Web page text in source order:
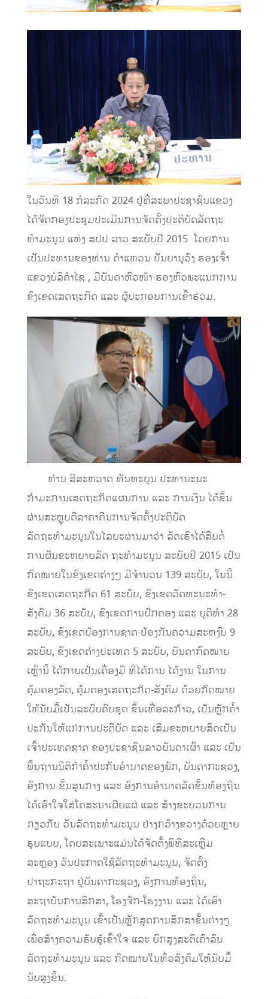
ໃນວັນທີ 18 ກໍລະກົດ 2024 ຢູ່ທີ່ສະພາປະຊາຊົນແຂວງ
ໄດ້ຈັດກອງປະຊຸມປະເມີນການຈັດຕັ້ງປະຕິບັດລັດຖະ
ທໍາມະນູນ ແຫ່ງ ສປປ ລາວ ສະບັບປີ 2015 ໂດຍການ
ເປັນປະທານຂອງທ່ານ ຄໍາແຫວນ ປັນຍານຸວົງ ຮອງເຈົ້າ
ແຂວງບໍລິຄໍາໄຊ , ມີບັນດາຫົວໜ້າ-ຮອງຫົວພະແນກການ
ຂົງເຂດເສດຖະກິດ ແລະ ຜູ້ປະກອບການເຂົ້າຮ່ວມ.
ທ່ານ ສີສະຫວາດ ທັນທະບຸນ ປະທານະນະ
ກຳມະການເສດຖະກິດແຜນການ ແລະ ການເງິນ ໄດ້ຂຶ້ນ
ຜ່ານສະຫຼຸບຕີລາຄາຄືນການຈັດຕັ້ງປະຕິບັດ
ລັດຖະທຳມະນູນໃນໄລຍະຜ່ານມາວ່າ ລັດເຮົາໄດ້ສືບຕໍ່
ການຜັນຂະຫຍາຍລັດ ຖະທຳມະນູນ ສະບັບປີ 2015 ເປັນ
ກົດໝາຍໃນຂົງເຂດຕ່າງໆ ມີຈໍານວນ 139 ສະບັບ, ໃນນີ້
ຂົງເຂດເສດຖະກິດ 61 ສະບັບ, ຂົງເຂດວັດທະນະທຳ-
ສັງຄົມ 36 ສະບັບ, ຂົງເຂດການປົກຄອງ ແລະ ຍຸຕິທຳ 28
ສະບັບ, ຂົງເຂດປ້ອງການຊາດ-ປ້ອງກັນຄວາມສະຫງົບ 9
ສະບັບ, ຂົງເຂດຕ່າງປະເທດ 5 ສະບັບ, ບັນດາກົດໝາຍ
ເຫຼົ່ານີ້ ໄດ້ກາຍເປັນເຄື່ອງມື ທີ່ໄດ້ການ ໄດ້ງານ ໃນການ
ຄຸ້ມຄອງລັດ, ຄຸ້ມຄອງເສດຖະກິດ-ສັງຄົມ ດ້ວຍກົດໝາຍ
ໃຫ້ນັບມື້ເປັນລະບົບຄົບຊຸດ ຂຶ້ນເທື່ອລະກ້າວ, ເປັນຫຼັກຄ້ຳ
ປະກັນໃຫ້ແກ່ການປະຕິບັດ ແລະ ເສີມຂະຫຍາຍສິດເປັນ
ເຈົ້າປະເທດຊາດ ຂອງປະຊາຊົນລາວບັນດາເຜົ່າ ແລະ ເປັນ
ພື້ນຖານນິຕິກຳຄ້ຳປະກັນອຳນາດຂອງພັກ, ບັນດາກະຊວງ,
ອົງການ ຂັ້ນສູນກາງ ແລະ ອົງການອຳນາດລັດຂັ້ນທ້ອງຖິ່ນ
ໄດ້ເອົາໃຈໃສ່ໂຄສະນາເຜີຍແຜ່ ແລະ ສ້າງຂະບວນການ
ກ່ຽວກັບ ວັນລັດຖະທຳມະນູນ ຢ່າງກວ້າງຂວາງດ້ວຍຫຼາຍ
ຮູບແບບ, ໂດຍສະເພາະແມ່ນໄດ້ຈັດຕັ້ງພິທີສະເຫຼີມ
ສະຫຼອງ ວັນປະກາດໃຊ້ລັດຖະທຳມະນູນ, ຈັດຕັ້ງ
ປາຖະກະຖາ ຢູ່ບັນດາກະຊວງ, ອົງການທ້ອງຖິ່ນ,
ສະຖາບັນການສຶກສາ, ໂຮງຈັກ-ໂຮງງານ ແລະ ໄດ້ເອົາ
ລັດຖະທຳມະນູນ ເຂົ້າເປັນຫຼັກສູດການສຶກສາຂັ້ນຕ່າງໆ
ເພື່ອສ້າງຄວາມຮັບຮູ້ເຂົ້າໃຈ ແລະ ຍົກສູງສະຕິເຄົາລົບ
ລັດຖະທຳມະນູນ ແລະ ກົດໝາຍໃນທົ່ວສັງຄົມໃຫ້ນັບມື້
ນັບສູງຂຶ້ນ.